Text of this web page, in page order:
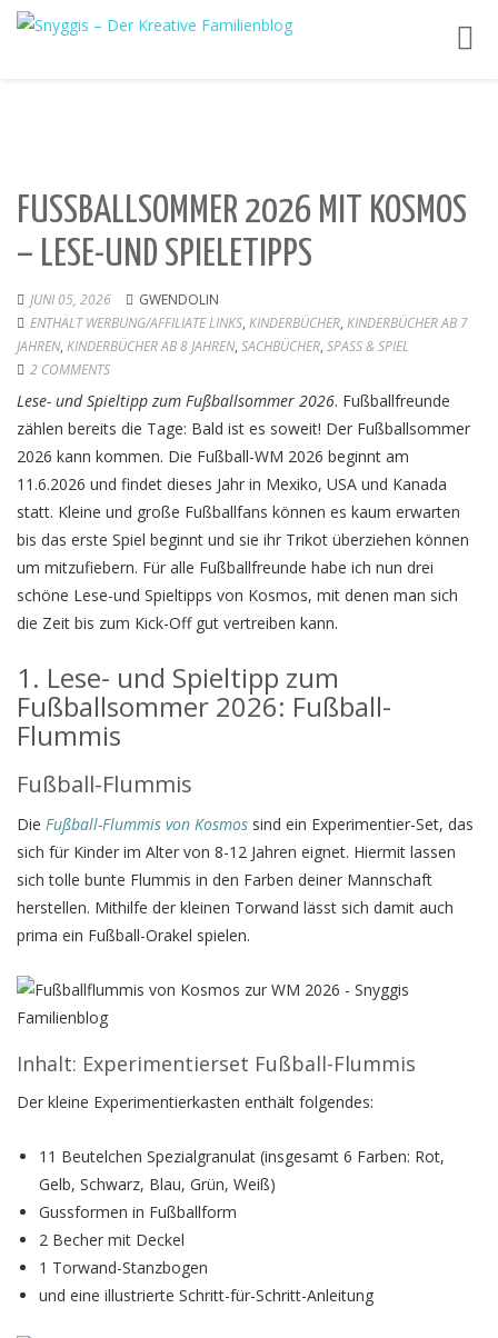
FUSSBALLSOMMER 2026 MIT KOSMOS –
LESE-UND SPIELETIPPS
JUNI 05, 2026
GWENDOLIN
ENTHÄLT WERBUNG/AFFILIATE LINKS, KINDERBÜCHER, KINDERBÜCHER AB 7
JAHREN, KINDERBÜCHER AB 8 JAHREN, SACHBÜCHER, SPASS & SPIEL
2 COMMENTS
Lese- und Spieltipp zum Fußballsommer 2026. Fußballfreunde
zählen bereits die Tage: Bald ist es soweit! Der Fußballsommer
2026 kann kommen. Die Fußball-WM 2026 beginnt am
11.6.2026 und findet dieses Jahr in Mexiko, USA und Kanada
statt. Kleine und große Fußballfans können es kaum erwarten
bis das erste Spiel beginnt und sie ihr Trikot überziehen können
um mitzufiebern. Für alle Fußballfreunde habe ich nun drei
schöne Lese-und Spieltipps von Kosmos, mit denen man sich
die Zeit bis zum Kick-Off gut vertreiben kann.
1. Lese- und Spieltipp zum
Fußballsommer 2026: Fußball-
Flummis
Fußball-Flummis
Die Fußball-Flummis von Kosmos sind ein Experimentier-Set, das
sich für Kinder im Alter von 8-12 Jahren eignet. Hiermit lassen
sich tolle bunte Flummis in den Farben deiner Mannschaft
herstellen. Mithilfe der kleinen Torwand lässt sich damit auch
prima ein Fußball-Orakel spielen.
Inhalt: Experimentierset Fußball-Flummis
Der kleine Experimentierkasten enthält folgendes:
11 Beutelchen Spezialgranulat (insgesamt 6 Farben: Rot,
Gelb, Schwarz, Blau, Grün, Weiß)
Gussformen in Fußballform
2 Becher mit Deckel
1 Torwand-Stanzbogen
und eine illustrierte Schritt-für-Schritt-Anleitung